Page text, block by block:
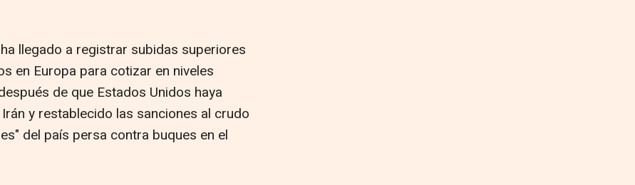
llegado a registrar subidas superiores
en Europa para cotizar en niveles
de que Estados Unidos haya
y restablecido las sanciones al crudo
del país persa contra buques en el